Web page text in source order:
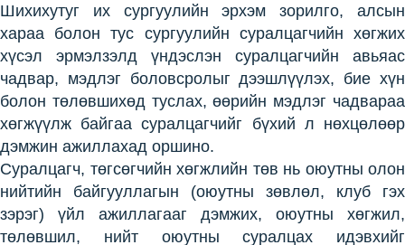
Шихихутуг их сургуулийн эрхэм зорилго, алсын
хараа болон тус сургуулийн суралцагчийн хөгжих
хүсэл эрмэлзэлд үндэслэн суралцагчийн авьяас
чадвар, мэдлэг боловсролыг дээшлүүлэх, бие хүн
болон төлөвшихөд туслах, өөрийн мэдлэг чадвараа
хөгжүүлж байгаа суралцагчийг бүхий л нөхцөлөөр
дэмжин ажиллахад оршино.
Суралцагч, төгсөгчийн хөгжлийн төв нь оюутны олон
нийтийн байгууллагын (оюутны зөвлөл, клуб гэх
зэрэг) үйл ажиллагааг дэмжих, оюутны хөгжил,
төлөвшил, нийт оюутны суралцах идэвхийг